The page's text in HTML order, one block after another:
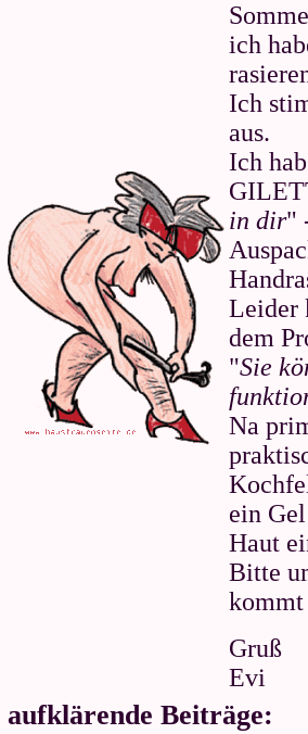
ich
Ich
aus.
Ich
in dir"
Leider
dem
"Sie
Na
ein
Haut
Bitte
Gruß
Evi
aufklärende Beiträge: